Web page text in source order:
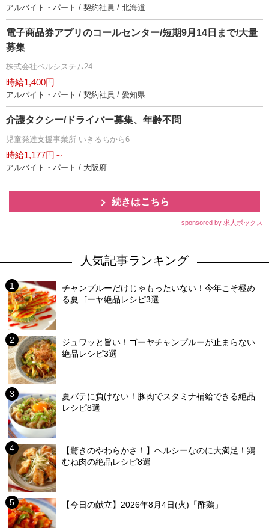
アルバイト・パート / 契約社員 / 北海道
電子商品券アプリのコールセンター/短期9月14日まで/大量
募集
株式会社ベルシステム24
時給1,400円
アルバイト・パート / 契約社員 / 愛知県
介護タクシー/ドライバー募集、年齢不問
児童発達支援事業所 いきるちから6
時給1,177円～
アルバイト・パート / 大阪府
続きはこちら
sponsored by 求人ボックス
人気記事ランキング
チャンプルーだけじゃもったいない！今年こそ極め
る夏ゴーヤ絶品レシピ3選
ジュワッと旨い！ゴーヤチャンプルーが止まらない
絶品レシピ3選
夏バテに負けない！豚肉でスタミナ補給できる絶品
レシピ8選
【驚きのやわらかさ！】ヘルシーなのに大満足！鶏
むね肉の絶品レシピ8選
【今日の献立】2026年8月4日(火)「酢鶏」